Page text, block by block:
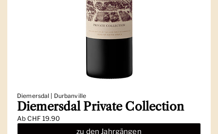
Diemersdal | Durbanville
Diemersdal Private Collection
AbCHF 19.90
zu den Jahrgängen